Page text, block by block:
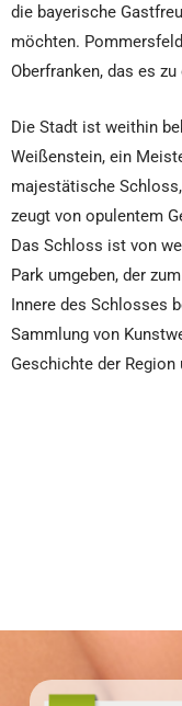
die bayerische
möchten.
Oberfranken, das es
Die Stadt ist weithin
Weißenstein, ein
majestätische
zeugt von opulentem
Das Schloss ist von
Park umgeben, der
Innere des Schlosses
Sammlung von
Geschichte der